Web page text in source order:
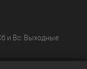
и Вс: Выходные